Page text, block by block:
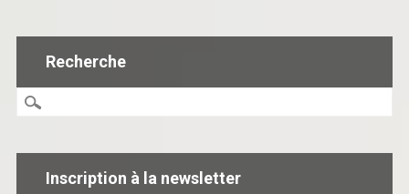
Recherche
Inscription à la newsletter